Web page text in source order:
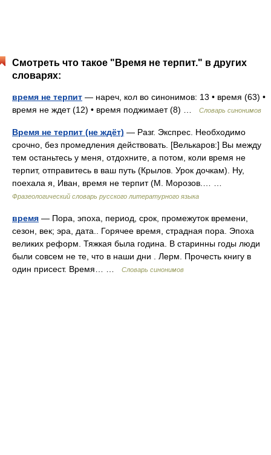
Смотреть что такое "Время не терпит." в других
словарях:
время не терпит — нареч, кол во синонимов: 13 • время (63) •
время не ждет (12) • время поджимает (8) …
Словарь синонимов
Время не терпит (не ждёт) — Разг. Экспрес. Необходимо
срочно, без промедления действовать. [Велькаров:] Вы между
тем останьтесь у меня, отдохните, а потом, коли время не
терпит, отправитесь в ваш путь (Крылов. Урок дочкам). Ну,
поехала я, Иван, время не терпит (М. Морозов.… …
Фразеологический словарь русского литературного языка
время — Пора, эпоха, период, срок, промежуток времени,
сезон, век; эра, дата.. Горячее время, страдная пора. Эпоха
великих реформ. Тяжкая была година. В старинны годы люди
были совсем не те, что в наши дни . Лерм. Прочесть книгу в
один присест. Время… …
Словарь синонимов